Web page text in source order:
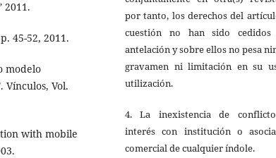
2011.
45-52, 2011.
modelo
Vol.
with mobile
por tanto, los derechos del
cuestión no han sido cedidos
antelación y sobre ellos no pesa
gravamen ni limitación en su
utilización.
4. La inexistencia de
interés con institución o
comercial de cualquier índole.